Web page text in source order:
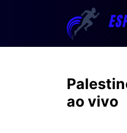
ao vivo